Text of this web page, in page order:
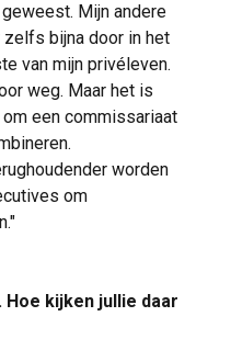
Mijn andere
bijna door in het
van mijn privéleven.
weg. Maar het is
een commissariaat
worden
om
kijken jullie daar